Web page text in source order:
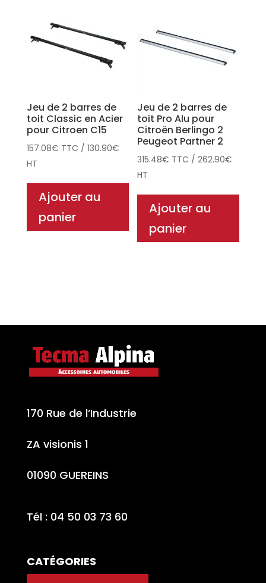
Jeu de 2 barres de
toit Classic en Acier
pour Citroen C15
157.08€ TTC / 130.90€
HT
Ajouter au
panier
Jeu de 2 barres de
toit Pro Alu pour
Citroën Berlingo 2
Peugeot Partner 2
315.48€ TTC /262.90€
HT
Ajouter au
panier
170 Rue de l’Industrie
ZA visionis 1
01090 GUEREINS
Tél : 04 50 03 73 60
CATÉGORIES